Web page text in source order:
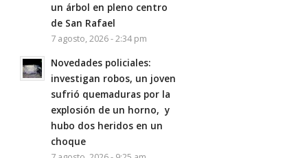
un árbol en pleno centro
de San Rafael
7 agosto, 2026 - 2:34 pm
Novedades policiales:
investigan robos, un joven
sufrió quemaduras por la
explosión de un horno, y
hubo dos heridos en un
choque